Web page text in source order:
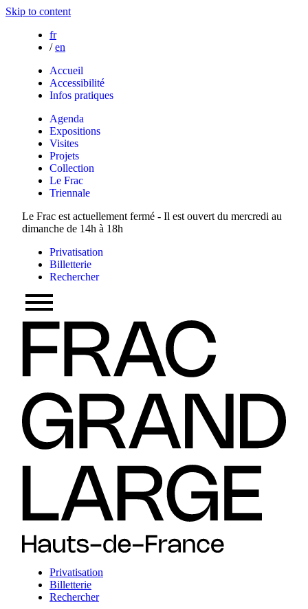
Skip to content
fr
/ en
Accueil
Accessibilité
Infos pratiques
Agenda
Expositions
Visites
Projets
Collection
Le Frac
Triennale
Le Frac est actuellement fermé - Il est ouvert du mercredi au
dimanche de 14h à 18h
Privatisation
Billetterie
Rechercher
Privatisation
Billetterie
Rechercher